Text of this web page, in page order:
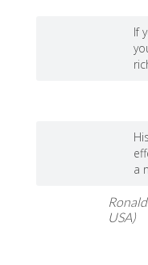
If
a
USA)